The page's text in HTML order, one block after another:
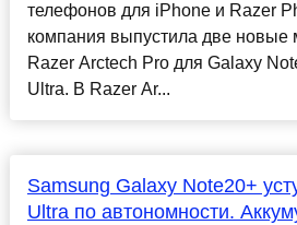
телефонов для iPhone и Razer
компания выпустила две новые
Razer Arctech Pro для Galaxy
Ultra. В Razer Ar...
Samsung Galaxy Note20+
Ultra по автономности.